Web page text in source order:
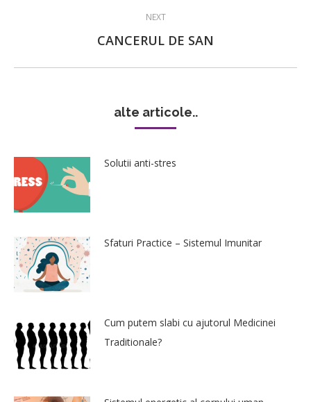
NEXT
Next
CANCERUL DE SAN
alte articole..
Solutii anti-stres
Sfaturi Practice – Sistemul Imunitar
Cum putem slabi cu ajutorul Medicinei
Traditionale?